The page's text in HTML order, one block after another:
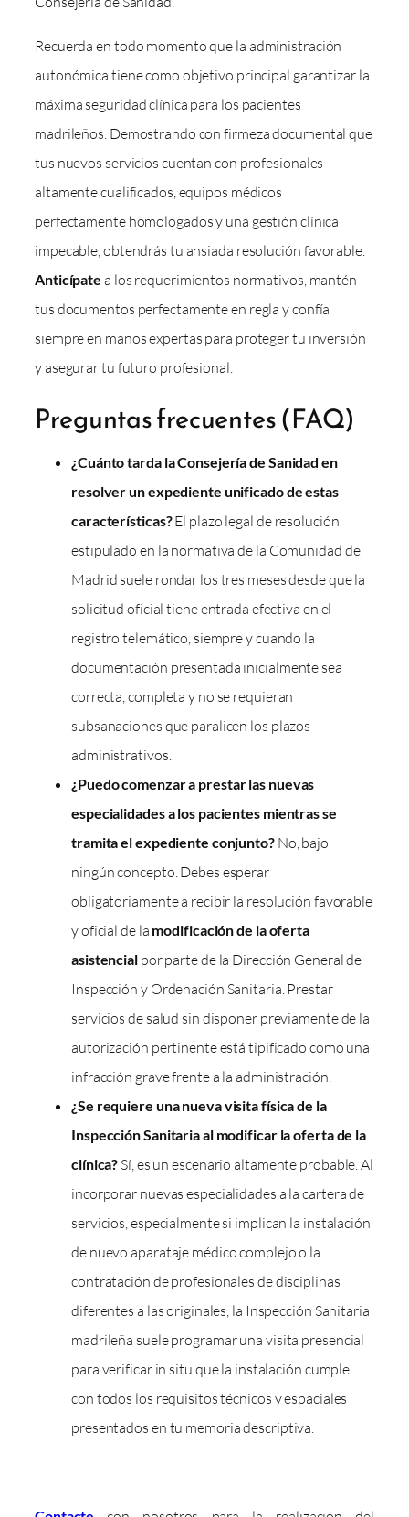
Recuerda en todo momento que la administración
autonómica tiene como objetivo principal garantizar la
máxima seguridad clínica para los pacientes
madrileños. Demostrando con firmeza documental que
tus nuevos servicios cuentan con profesionales
altamente cualificados, equipos médicos
perfectamente homologados y una gestión clínica
impecable, obtendrás tu ansiada resolución favorable.
Anticípate a los requerimientos normativos, mantén
tus documentos perfectamente en regla y confía
siempre en manos expertas para proteger tu inversión
y asegurar tu futuro profesional.
Preguntas frecuentes (FAQ)
¿Cuánto tarda la Consejería de Sanidad en
resolver un expediente unificado de estas
características?El plazo legal de resolución
estipulado en la normativa de la Comunidad de
Madrid suele rondar los tres meses desde que la
solicitud oficial tiene entrada efectiva en el
registro telemático, siempre y cuando la
documentación presentada inicialmente sea
correcta, completa y no se requieran
subsanaciones que paralicen los plazos
administrativos.
¿Puedo comenzar a prestar las nuevas
especialidades a los pacientes mientras se
tramita el expediente conjunto?No, bajo
ningún concepto. Debes esperar
obligatoriamente a recibir la resolución favorable
y oficial de la modificación de la oferta
asistencialpor parte de la Dirección General de
Inspección y Ordenación Sanitaria. Prestar
servicios de salud sin disponer previamente de la
autorización pertinente está tipificado como una
infracción grave frente a la administración.
¿Se requiere una nueva visita física de la
Inspección Sanitaria al modificar la oferta de la
clínica?Sí, es un escenario altamente probable. Al
incorporar nuevas especialidades a la cartera de
servicios, especialmente si implican la instalación
de nuevo aparataje médico complejo o la
contratación de profesionales de disciplinas
diferentes a las originales, la Inspección Sanitaria
madrileña suele programar una visita presencial
para verificar in situ que la instalación cumple
con todos los requisitos técnicos y espaciales
presentados en tu memoria descriptiva.